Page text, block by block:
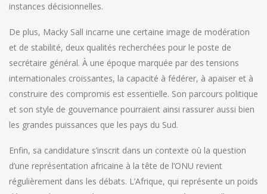
instances décisionnelles.
De plus, Macky Sall incarne une certaine image de modération
et de stabilité, deux qualités recherchées pour le poste de
secrétaire général. À une époque marquée par des tensions
internationales croissantes, la capacité à fédérer, à apaiser et à
construire des compromis est essentielle. Son parcours politique
et son style de gouvernance pourraient ainsi rassurer aussi bien
les grandes puissances que les pays du Sud.
Enfin, sa candidature s’inscrit dans un contexte où la question
d’une représentation africaine à la tête de l’ONU revient
régulièrement dans les débats. L’Afrique, qui représente un poids